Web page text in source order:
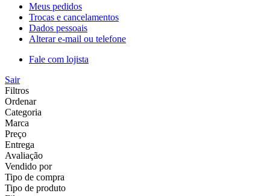
Meus pedidos
Trocas e cancelamentos
Dados pessoais
Alterar e-mail ou telefone
Fale com lojista
Sair
Filtros
Ordenar
Categoria
Marca
Preço
Entrega
Avaliação
Vendido por
Tipo de compra
Tipo de produto